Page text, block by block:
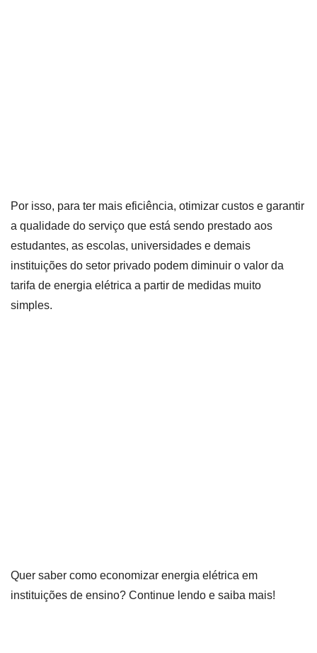
Por isso, para ter mais eficiência, otimizar custos e garantir
a qualidade do serviço que está sendo prestado aos
estudantes, as escolas, universidades e demais
instituições do setor privado podem diminuir o valor da
tarifa de energia elétrica a partir de medidas muito
simples.
Quer saber como economizar energia elétrica em
instituições de ensino? Continue lendo e saiba mais!